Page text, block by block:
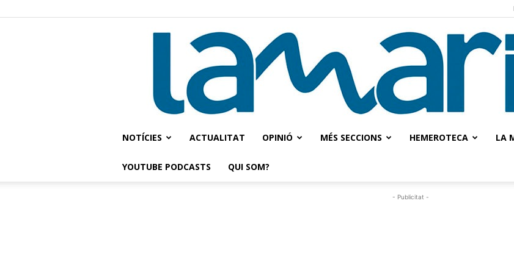
NOTÍCIES ACTUALITAT OPINIÓ MÉS SECCIONS HEMEROTECA LA
YOUTUBE PODCASTS QUI SOM?
- Publicitat -